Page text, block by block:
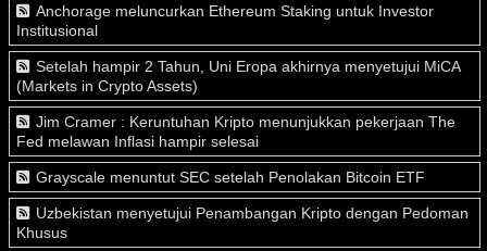
Anchorage meluncurkan Ethereum Staking untuk Investor
Institusional
Setelah hampir 2 Tahun, Uni Eropa akhirnya menyetujui MiCA
(Markets in Crypto Assets)
Jim Cramer : Keruntuhan Kripto menunjukkan pekerjaan The
Fed melawan Inflasi hampir selesai
Grayscale menuntut SEC setelah Penolakan Bitcoin ETF
Uzbekistan menyetujui Penambangan Kripto dengan Pedoman
Khusus